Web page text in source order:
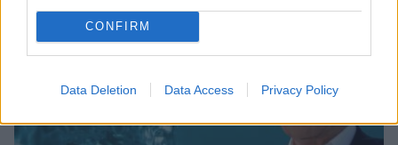
CONFIRM
Data Deletion Data Access Privacy Policy